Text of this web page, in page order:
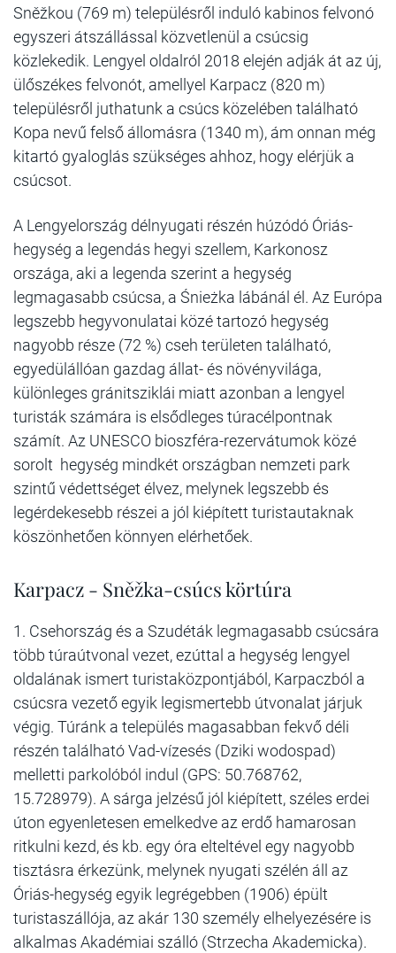
Sněžkou (769 m) településről induló kabinos felvonó
egyszeri átszállással közvetlenül a csúcsig
közlekedik. Lengyel oldalról 2018 elején adják át az új,
ülőszékes felvonót, amellyel Karpacz (820 m)
településről juthatunk a csúcs közelében található
Kopa nevű felső állomásra (1340 m), ám onnan még
kitartó gyaloglás szükséges ahhoz, hogy elérjük a
csúcsot.
A Lengyelország délnyugati részén húzódó Óriás-
hegység a legendás hegyi szellem, Karkonosz
országa, aki a legenda szerint a hegység
legmagasabb csúcsa, a Śnieżka lábánál él. Az Európa
legszebb hegyvonulatai közé tartozó hegység
nagyobb része (72 %) cseh területen található,
egyedülállóan gazdag állat- és növényvilága,
különleges gránitsziklái miatt azonban a lengyel
turisták számára is elsődleges túracélpontnak
számít. Az UNESCO bioszféra-rezervátumok közé
sorolt hegység mindkét országban nemzeti park
szintű védettséget élvez, melynek legszebb és
legérdekesebb részei a jól kiépített turistautaknak
köszönhetően könnyen elérhetőek.
Karpacz - Sněžka-csúcs körtúra
1. Csehország és a Szudéták legmagasabb csúcsára
több túraútvonal vezet, ezúttal a hegység lengyel
oldalának ismert turistaközpontjából, Karpaczból a
csúcsra vezető egyik legismertebb útvonalat járjuk
végig. Túránk a település magasabban fekvő déli
részén található Vad-vízesés (Dziki wodospad)
melletti parkolóból indul (GPS: 50.768762,
15.728979). A sárga jelzésű jól kiépített, széles erdei
úton egyenletesen emelkedve az erdő hamarosan
ritkulni kezd, és kb. egy óra elteltével egy nagyobb
tisztásra érkezünk, melynek nyugati szélén áll az
Óriás-hegység egyik legrégebben (1906) épült
turistaszállója, az akár 130 személy elhelyezésére is
alkalmas Akadémiai szálló (Strzecha Akademicka).